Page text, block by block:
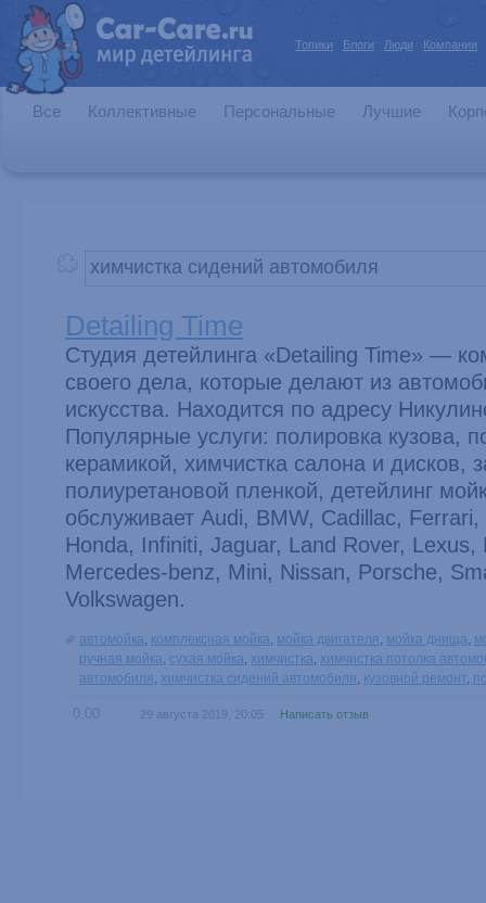
Топики Блоги Люди Компании
Все Коллективные Персональные Лучшие
Detailing Time
Студия детейлинга «Detailing Time» —
своего дела, которые делают из
искусства. Находится по адресу
Популярные услуги: полировка кузова,
керамикой, химчистка салона и дисков,
полиуретановой пленкой, детейлинг
обслуживает Audi, BMW, Cadillac,
Honda, Infiniti, Jaguar, Land Rover, Lexus,
Mercedes-benz, Mini, Nissan, Porsche,
Volkswagen.
автомойка, комплексная мойка, мойка двигателя, мойка днища,
ручная мойка, сухая мойка, химчистка, химчистка потолка
автомобиля, химчистка сидений автомобиля, кузовной ремонт,
0.00 29 августа 2019, 20:05 Написать отзыв